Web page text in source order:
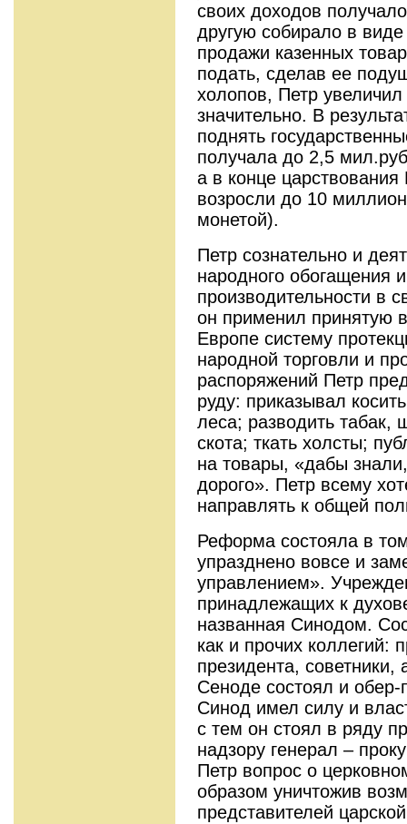
своих доходов
другую собирало в
продажи казенных
подать, сделав ее
холопов, Петр
значительно. В
поднять
получала до 2,5
а в конце
возросли до 10
монетой).
Петр сознательно и
народного обогащения
производительности в
он применил принятую
Европе систему
народной торговли и
распоряжений Петр
руду: приказывал
леса; разводить табак,
скота; ткать холсты;
на товары, «дабы
дорого». Петр всему
направлять к общей
Реформа состояла в
упразднено вовсе и
управлением».
принадлежащих к
названная Синодом.
как и прочих коллегий:
президента,
Сеноде состоял и
Синод имел силу и
с тем он стоял в ряду
надзору генерал –
Петр вопрос о
образом уничтожив
представителей